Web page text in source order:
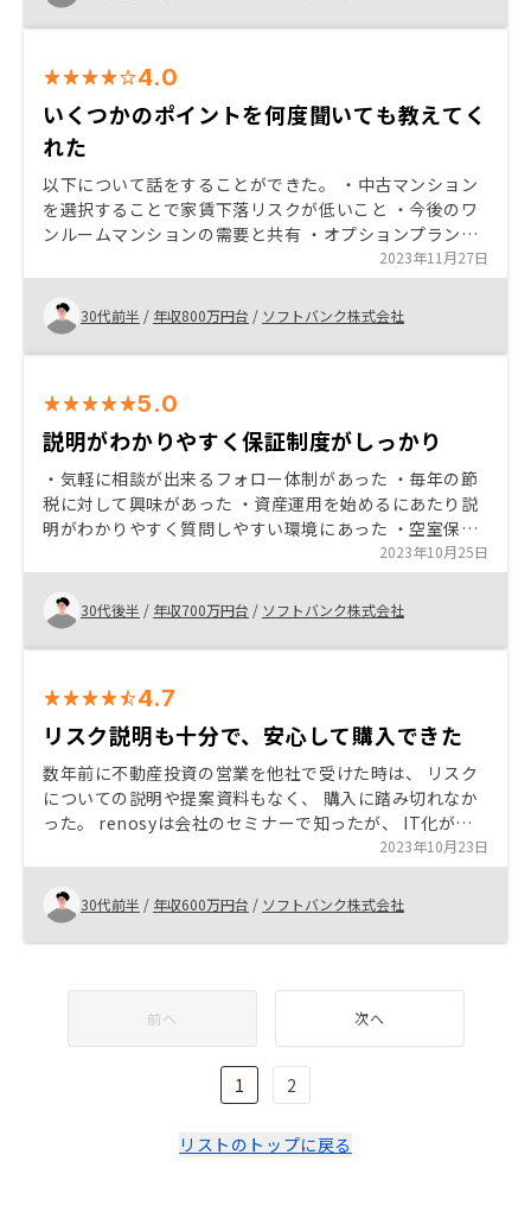
4.0
いくつかのポイントを何度聞いても教えてく
れた
以下について話をすることができた。 ・中古マンション
を選択することで家賃下落リスクが低いこと ・今後のワ
ンルームマンションの需要と共有 ・オプションプランの
充実 ・キャピタルゲインを活用した中期的な計画相談を
親身に乗ってくれること
2023年11月27日
30代前半 / 年収800万円台 / ソフトバンク株式会社
5.0
説明がわかりやすく保証制度がしっかり
・気軽に相談が出来るフォロー体制があった ・毎年の節
税に対して興味があった ・資産運用を始めるにあたり説
明がわかりやすく質問しやすい環境にあった ・空室保証
や制度など安心感があった ・提案してもらう物件の説明
がわかりやすかった 契約後のフォロー体制など、初めて
の手続きが多いため後追いをしてほしい
2023年10月25日
30代後半 / 年収700万円台 / ソフトバンク株式会社
4.7
リスク説明も十分で、安心して購入できた
数年前に不動産投資の営業を他社で受けた時は、 リスク
についての説明や提案資料もなく、 購入に踏み切れなか
った。 renosyは会社のセミナーで知ったが、 IT化が進
んでおり、管理やシミュレーション、 各種契約ドキュメ
ント等がアプリで完結できるところも、魅力的に感じ
た。 提案時の資料についてはLINE WORKSやメールでの
やりとりに添付していただいていたが、 購入後に見返し
たいことが多々あるので、これもアプリから閲覧できる
2023年10月23日
30代前半 / 年収600万円台 / ソフトバンク株式会社
前へ 次へ
1 2
リストのトップに戻る